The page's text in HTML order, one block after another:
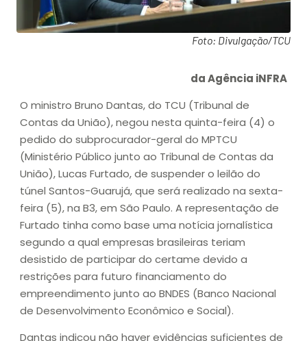
Foto: Divulgação/TCU
da Agência iNFRA
O ministro Bruno Dantas, do TCU (Tribunal de
Contas da União), negou nesta quinta-feira (4) o
pedido do subprocurador-geral do MPTCU
(Ministério Público junto ao Tribunal de Contas da
União), Lucas Furtado, de suspender o leilão do
túnel Santos-Guarujá, que será realizado na sexta-
feira (5), na B3, em São Paulo. A representação de
Furtado tinha como base uma notícia jornalística
segundo a qual empresas brasileiras teriam
desistido de participar do certame devido a
restrições para futuro financiamento do
empreendimento junto ao BNDES (Banco Nacional
de Desenvolvimento Econômico e Social).
Dantas indicou não haver evidências suficientes de